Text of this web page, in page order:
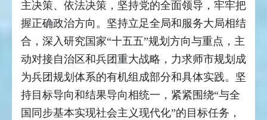
主决策、依法决策，坚持党的全面领导，牢牢把
握正确政治方向。坚持立足全局和服务大局相结
合，深入研究国家“十五五”规划方向与重点，主
动对接自治区和兵团重大战略，力求师市规划成
为兵团规划体系的有机组成部分和具体实践。坚
持目标导向和结果导向相统一，紧紧围绕“与全
国同步基本实现社会主义现代化”的目标任务，